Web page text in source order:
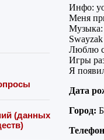
(данных
Инфо:
Меня
Музыка:
Swayzak
Люблю
Игры
Я
Дата
Город: